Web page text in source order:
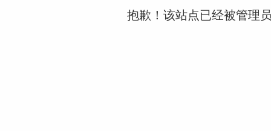
抱歉！该站点已经被管理